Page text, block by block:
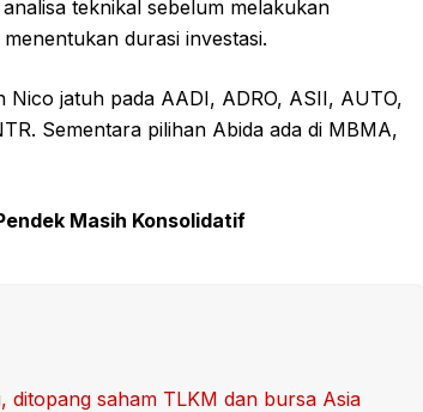
teknikal sebelum melakukan
durasi investasi.
Nico jatuh pada AADI, ADRO, ASII, AUTO,
Sementara pilihan Abida ada di MBMA,
Masih Konsolidatif
saham TLKM dan bursa Asia